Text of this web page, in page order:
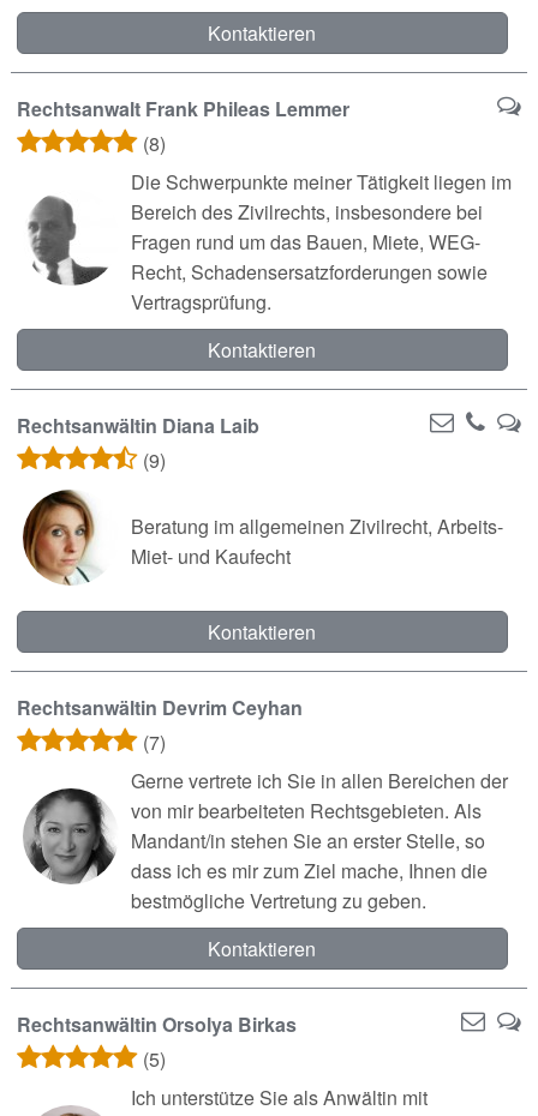
Kontaktieren
Rechtsanwalt Frank Phileas Lemmer
(8)
Die Schwerpunkte meiner Tätigkeit liegen im
Bereich des Zivilrechts, insbesondere bei
Fragen rund um das Bauen, Miete, WEG-
Recht, Schadensersatzforderungen sowie
Vertragsprüfung.
Kontaktieren
Rechtsanwältin Diana Laib
(9)
Beratung im allgemeinen Zivilrecht, Arbeits-
Miet- und Kaufecht
Kontaktieren
Rechtsanwältin Devrim Ceyhan
(7)
Gerne vertrete ich Sie in allen Bereichen der
von mir bearbeiteten Rechtsgebieten. Als
Mandant/in stehen Sie an erster Stelle, so
dass ich es mir zum Ziel mache, Ihnen die
bestmögliche Vertretung zu geben.
Kontaktieren
Rechtsanwältin Orsolya Birkas
(5)
Ich unterstütze Sie als Anwältin mit